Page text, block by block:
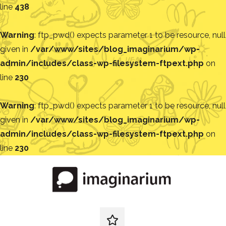
line438
Warning: ftp_pwd() expects parameter 1 to be resource, null
given in /var/www/sites/blog_imaginarium/wp-
admin/includes/class-wp-filesystem-ftpext.php on
line 230
Warning: ftp_pwd() expects parameter 1 to be resource, null
given in /var/www/sites/blog_imaginarium/wp-
admin/includes/class-wp-filesystem-ftpext.php on
line 230
redes